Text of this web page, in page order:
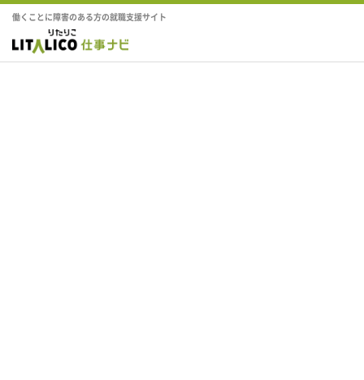
働くことに障害のある方の就職支援サイト